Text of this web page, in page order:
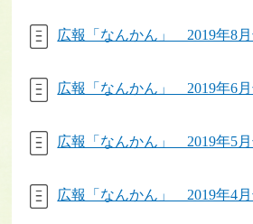
広報「なんかん」 2019年8月
広報「なんかん」 2019年6月
広報「なんかん」 2019年5月
広報「なんかん」 2019年4月